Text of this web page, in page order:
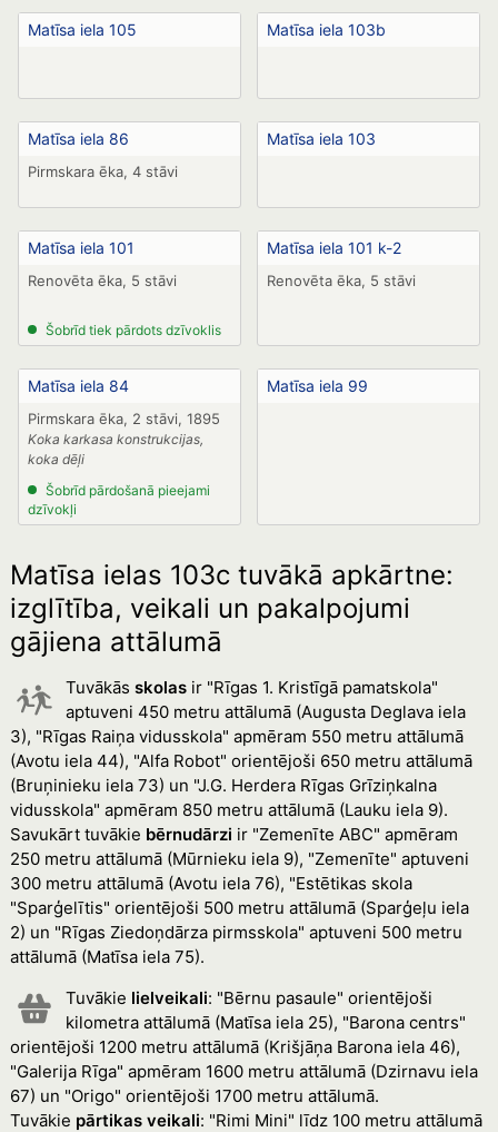
Matīsa iela 105 Matīsa iela 103b
Matīsa iela 86
Pirmskara ēka, 4 stāvi
Matīsa iela 103
Matīsa iela 101
Renovēta ēka, 5 stāvi
Šobrīd tiek pārdots dzīvoklis
Matīsa iela 101 k-2
Renovēta ēka, 5 stāvi
Matīsa iela 84
Pirmskara ēka, 2 stāvi, 1895
Koka karkasa konstrukcijas,
koka dēļi
Šobrīd pārdošanā pieejami
dzīvokļi
Matīsa iela 99
Matīsa ielas 103c tuvākā apkārtne:
izglītība, veikali un pakalpojumi
gājiena attālumā
Tuvākās skolasir "Rīgas 1. Kristīgā pamatskola"
aptuveni 450 metru attālumā (Augusta Deglava iela
3), "Rīgas Raiņa vidusskola" apmēram 550 metru attālumā
(Avotu iela 44), "Alfa Robot" orientējoši 650 metru attālumā
(Bruņinieku iela 73) un "J.G. Herdera Rīgas Grīziņkalna
vidusskola" apmēram 850 metru attālumā (Lauku iela 9).
Savukārt tuvākie bērnudārzi ir "Zemenīte ABC" apmēram
250 metru attālumā (Mūrnieku iela 9), "Zemenīte" aptuveni
300 metru attālumā (Avotu iela 76), "Estētikas skola
"Sparģelītis" orientējoši 500 metru attālumā (Sparģeļu iela
2) un "Rīgas Ziedoņdārza pirmsskola" aptuveni 500 metru
attālumā (Matīsa iela 75).
Tuvākie lielveikali: "Bērnu pasaule" orientējoši
kilometra attālumā (Matīsa iela 25), "Barona centrs"
orientējoši 1200 metru attālumā (Krišjāņa Barona iela 46),
"Galerija Rīga" apmēram 1600 metru attālumā (Dzirnavu iela
67) un "Origo" orientējoši 1700 metru attālumā.
Tuvākie pārtikas veikali: "Rimi Mini" līdz 100 metru attālumā